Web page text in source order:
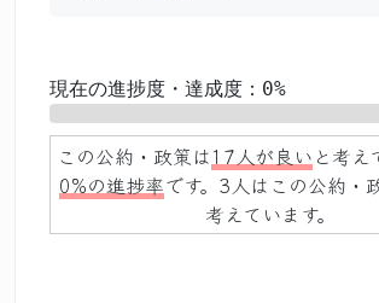
現在の進捗度・達成度：0%
この公約・政策は17人が良い と考え
0%の進捗率です。3人はこの公約・
考えています。